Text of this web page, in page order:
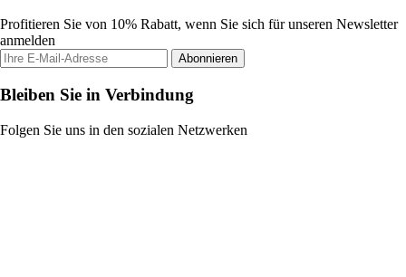
Profitieren Sie von 10% Rabatt, wenn Sie sich für unseren Newsletter
anmelden
Abonnieren
Bleiben Sie in Verbindung
Folgen Sie uns in den sozialen Netzwerken